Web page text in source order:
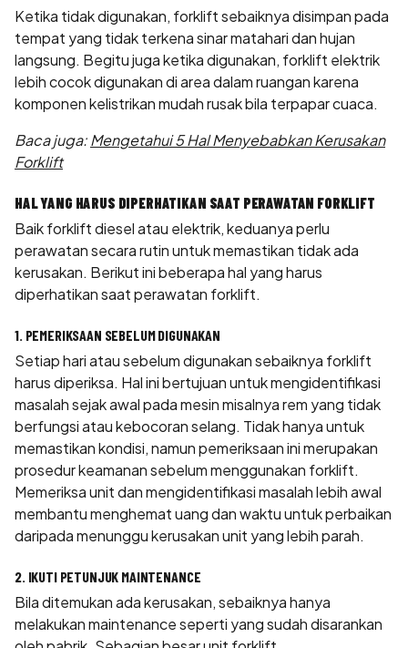
Ketika tidak digunakan, forklift sebaiknya disimpan pada
tempat yang tidak terkena sinar matahari dan hujan
langsung. Begitu juga ketika digunakan, forklift elektrik
lebih cocok digunakan di area dalam ruangan karena
komponen kelistrikan mudah rusak bila terpapar cuaca.
Baca juga:Mengetahui 5 Hal Menyebabkan Kerusakan
Forklift
HAL YANG HARUS DIPERHATIKAN SAAT PERAWATAN FORKLIFT
Baik forklift diesel atau elektrik, keduanya perlu
perawatan secara rutin untuk memastikan tidak ada
kerusakan. Berikut ini beberapa hal yang harus
diperhatikan saat perawatan forklift.
1. PEMERIKSAAN SEBELUM DIGUNAKAN
Setiap hari atau sebelum digunakan sebaiknya forklift
harus diperiksa. Hal ini bertujuan untuk mengidentifikasi
masalah sejak awal pada mesin misalnya rem yang tidak
berfungsi atau kebocoran selang. Tidak hanya untuk
memastikan kondisi, namun pemeriksaan ini merupakan
prosedur keamanan sebelum menggunakan forklift.
Memeriksa unit dan mengidentifikasi masalah lebih awal
membantu menghemat uang dan waktu untuk perbaikan
daripada menunggu kerusakan unit yang lebih parah.
2. IKUTI PETUNJUK MAINTENANCE
Bila ditemukan ada kerusakan, sebaiknya hanya
melakukan maintenance seperti yang sudah disarankan